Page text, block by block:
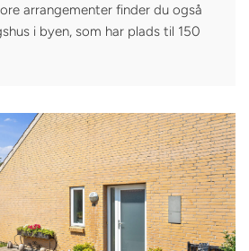
arrangementer finder du også
i byen, som har plads til 150